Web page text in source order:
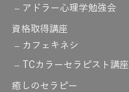
アドラー心理学勉強会
資格取得講座
カフェキネシ
TCカラーセラピスト講座
癒しのセラピー